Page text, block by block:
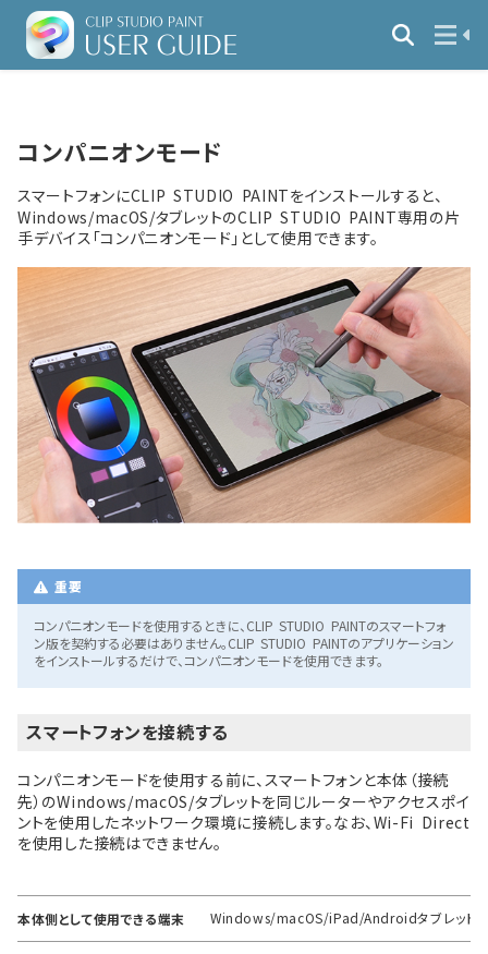
コンパニオンモード
スマートフォンにCLIP STUDIO PAINTをインストールすると、
Windows/macOS/タブレットのCLIP STUDIO PAINT専用の片
手デバイス「コンパニオンモード」として使用できます。
重要
コンパニオンモードを使用するときに、CLIP STUDIO PAINTのスマートフォ
ン版を契約する必要はありません。CLIP STUDIO PAINTのアプリケーション
をインストールするだけで、コンパニオンモードを使用できます。
スマートフォンを接続する
コンパニオンモードを使用する前に、スマートフォンと本体（接続
先）のWindows/macOS/タブレットを同じルーターやアクセスポイ
ントを使用したネットワーク環境に接続します。なお、Wi-Fi Direct
を使用した接続はできません。
本体側として使用できる端末 Windows/macOS/iPad/Androidタブレット